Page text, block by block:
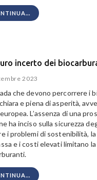
incerto dei
2023
che devono percorrere i
e piena di asperità,
L’assenza di una
ha inciso sulla sicurezza
i problemi di sostenibilità, la
e i costi elevati limitano